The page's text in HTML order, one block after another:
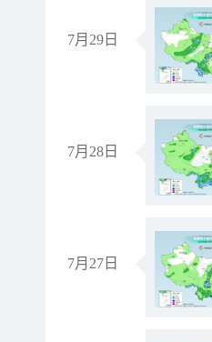
7月29日
7月28日
7月27日